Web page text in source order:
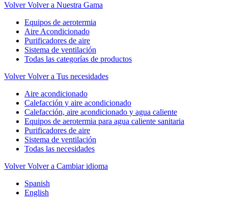
Volver Volver a Nuestra Gama
Equipos de aerotermia
Aire Acondicionado
Purificadores de aire
Sistema de ventilación
Todas las categorías de productos
Volver Volver a Tus necesidades
Aire acondicionado
Calefacción y aire acondicionado
Calefacción, aire acondicionado y agua caliente
Equipos de aerotermia para agua caliente sanitaria
Purificadores de aire
Sistema de ventilación
Todas las necesidades
Volver Volver a Cambiar idioma
Spanish
English